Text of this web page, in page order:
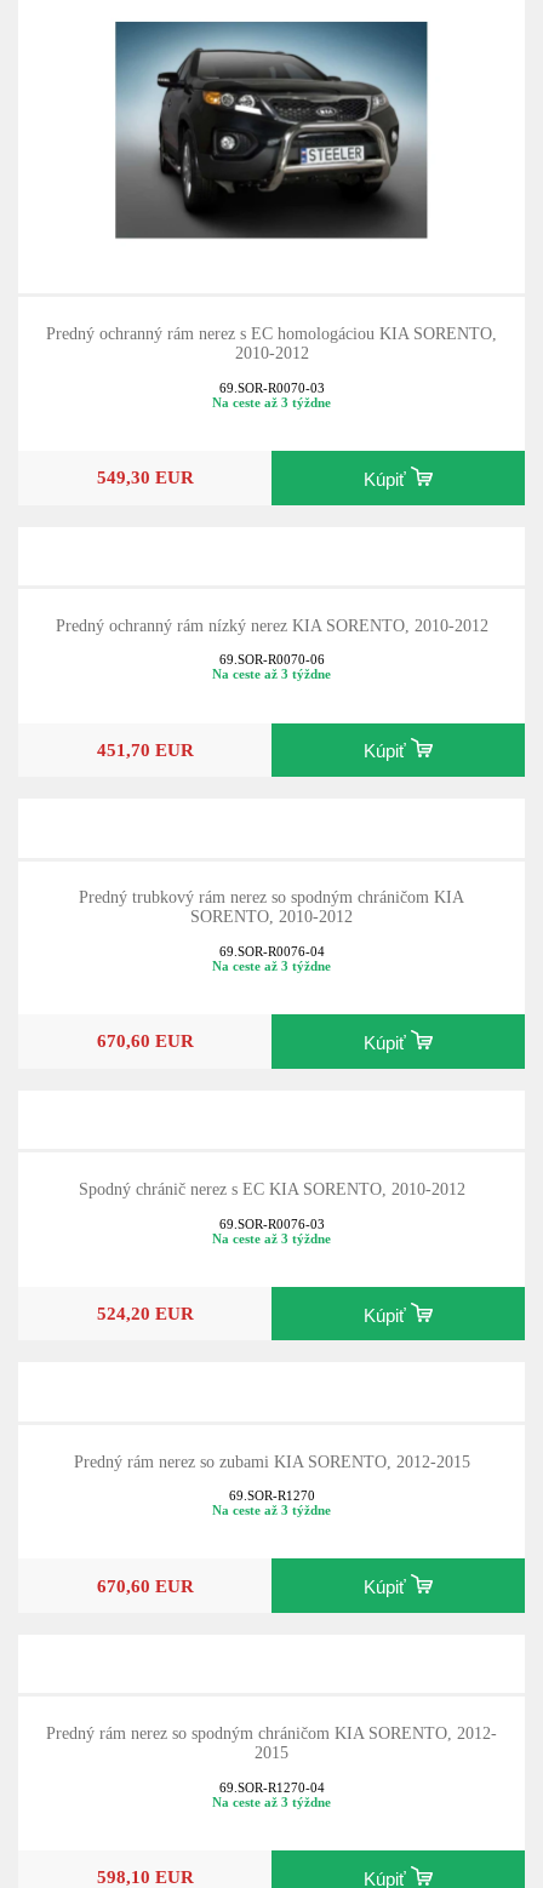
Predný ochranný rám nerez s EC homologáciou KIA SORENTO,
2010-2012
69.SOR-R0070-03
Na ceste až 3 týždne
549,30 EUR Kúpiť
Predný ochranný rám nízký nerez KIA SORENTO, 2010-2012
69.SOR-R0070-06
Na ceste až 3 týždne
451,70 EUR Kúpiť
Predný trubkový rám nerez so spodným chráničom KIA
SORENTO, 2010-2012
69.SOR-R0076-04
Na ceste až 3 týždne
670,60 EUR Kúpiť
Spodný chránič nerez s EC KIA SORENTO, 2010-2012
69.SOR-R0076-03
Na ceste až 3 týždne
524,20 EUR Kúpiť
Predný rám nerez so zubami KIA SORENTO, 2012-2015
69.SOR-R1270
Na ceste až 3 týždne
670,60 EUR Kúpiť
Predný rám nerez so spodným chráničom KIA SORENTO, 2012-
2015
69.SOR-R1270-04
Na ceste až 3 týždne
598,10 EUR Kúpiť